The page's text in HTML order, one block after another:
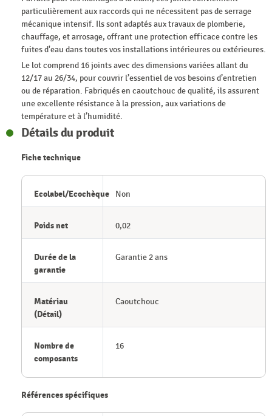
particulièrement aux raccords qui ne nécessitent pas de serrage
mécanique intensif. Ils sont adaptés aux travaux de plomberie,
chauffage, et arrosage, offrant une protection efficace contre les
fuites d'eau dans toutes vos installations intérieures ou extérieures.
Le lot comprend 16 joints avec des dimensions variées allant du
12/17 au 26/34, pour couvrir l’essentiel de vos besoins d’entretien
ou de réparation. Fabriqués en caoutchouc de qualité, ils assurent
une excellente résistance à la pression, aux variations de
température et à l’humidité.
Détails du produit
Fiche technique
Ecolabel/Ecochèque Non
Poids net 0,02
Durée de la
garantie
Garantie 2 ans
Matériau
(Détail)
Caoutchouc
Nombre de
composants
16
Références spécifiques